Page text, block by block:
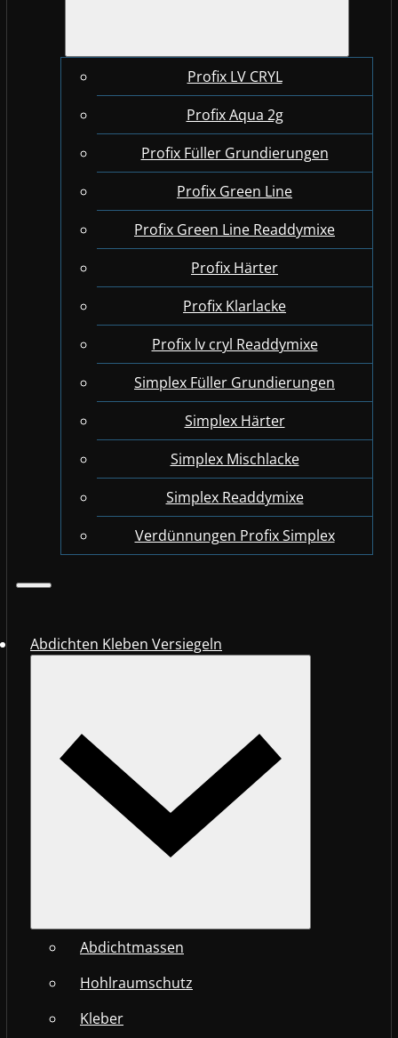
Profix LV CRYL
Profix Aqua 2g
Profix Füller Grundierungen
Profix Green Line
Profix Green Line Readdymixe
Profix Härter
Profix Klarlacke
Profix lv cryl Readdymixe
Simplex Füller Grundierungen
Simplex Härter
Simplex Mischlacke
Simplex Readdymixe
Verdünnungen Profix Simplex
Abdichten Kleben Versiegeln
Abdichtmassen
Hohlraumschutz
Kleber